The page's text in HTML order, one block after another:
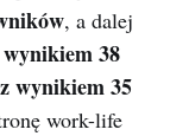
, a dalej
wynikiem 38
wynikiem 35
work-life